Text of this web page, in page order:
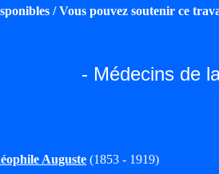
/ Vous pouvez soutenir ce
- Médecins de
Auguste (1853 - 1919)